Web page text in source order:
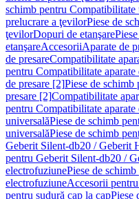
schimb pentru Compatibilitate
prelucrare a ţevilorPiese de
ţevilorDopuri de etanşare
etanşareAccesoriiAparate de
de presareCompatibilitate
pentru Compatibilitate aparate
de presare [2]Piese de schimb
presare [2]Compatibilitate
pentru Compatibilitate
universalăPiese de schimb
universalăPiese de schimb
Geberit Silent-db20 / Geberit
pentru Geberit Silent-db20 /
electrofuziunePiese de
electrofuziuneAccesorii
pentru sudură cap la capPiese